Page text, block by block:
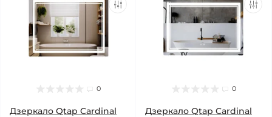
0
Дзеркало Qtap Cardinal
0
Дзеркало Qtap Cardinal